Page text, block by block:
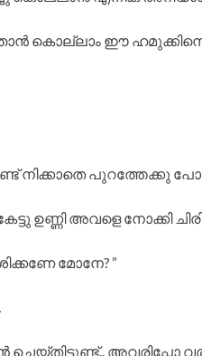
കൊല്ലാം ഈ ഹമുക്കിനെ
നിക്കാതെ പുറത്തേക്കു
ഉണ്ണി അവളെ നോക്കി
മോനേ? ”
അവരിപ്പോ